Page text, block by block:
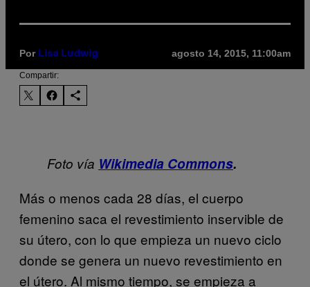
Por Lisa Ludwig agosto 14, 2015, 11:00am
Compartir:
Foto vía Wikimedia Commons.
Más o menos cada 28 días, el cuerpo
femenino saca el revestimiento inservible de
su útero, con lo que empieza un nuevo ciclo
donde se genera un nuevo revestimiento en
el útero. Al mismo tiempo, se empieza a